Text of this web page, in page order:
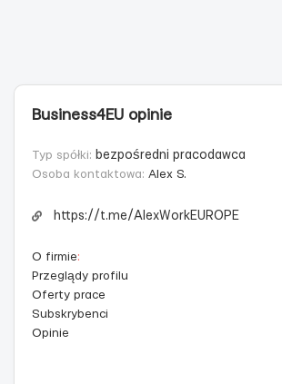
Business4EU opinie
Typ spółki: bezpośredni pracodawca
Osoba kontaktowa: Alex S.
https://t.me/AlexWorkEUROPE
O firmie:
Przeglądy profilu
Oferty prace
Subskrybenci
Opinie